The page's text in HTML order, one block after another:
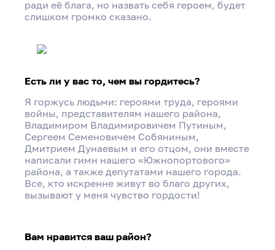
ради её блага, но назвать себя героем, будет
слишком громко сказано.
Есть ли у вас то, чем вы гордитесь?
Я горжусь людьми: героями труда, героями
войны, представителям нашего района,
Владимиром Владимировичем Путиным,
Сергеем Семеновичем Собяниным,
Дмитрием Дунаевым и его отцом, они вместе
написали гимн нашего «Южнопортового»
района, а также депутатами нашего города.
Все, кто искренне живут во благо других,
вызывают у меня чувство гордости!
Вам нравится ваш район?